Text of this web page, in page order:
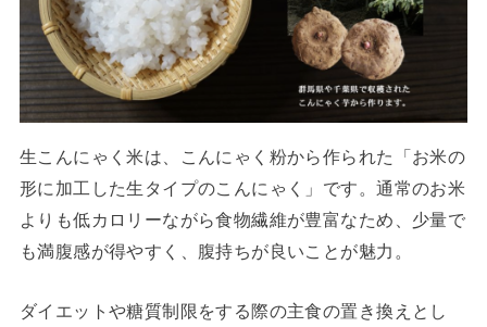
生こんにゃく米は、こんにゃく粉から作られた「お米の
形に加工した生タイプのこんにゃく」です。通常のお米
よりも低カロリーながら食物繊維が豊富なため、少量で
も満腹感が得やすく、腹持ちが良いことが魅力。
ダイエットや糖質制限をする際の主食の置き換えとし